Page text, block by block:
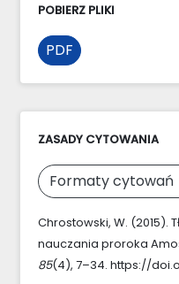
POBIERZ PLIKI
PDF
ZASADY CYTOWANIA
Formaty cytowań
Chrostowski, W. (2015).
nauczania proroka
85(4), 7–34. https://